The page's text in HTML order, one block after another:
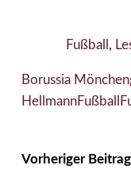
Fußball ,
Borussia
HellmannFußball
Vorheriger Beitrag